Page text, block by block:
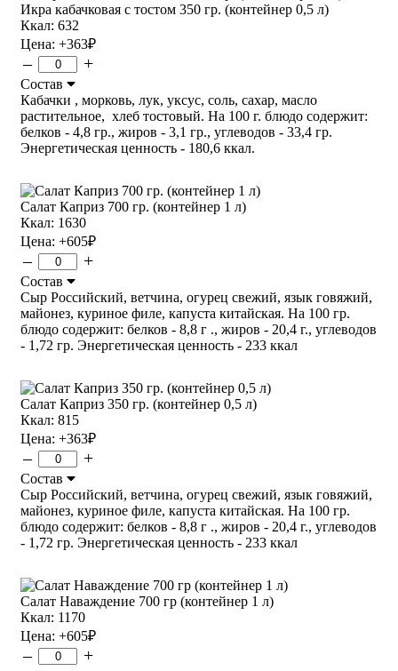
Икра кабачковая с тостом 350 гр. (контейнер 0,5 л)
Ккал: 632
Цена: +363₽
– +
Состав
Кабачки , морковь, лук, уксус, соль, сахар, масло
растительное, хлеб тостовый. На 100 г. блюдо содержит:
белков - 4,8 гр., жиров - 3,1 гр., углеводов - 33,4 гр.
Энергетическая ценность - 180,6 ккал.
Салат Каприз 700 гр. (контейнер 1 л)
Ккал: 1630
Цена: +605₽
– +
Состав
Сыр Российский, ветчина, огурец свежий, язык говяжий,
майонез, куриное филе, капуста китайская. На 100 гр.
блюдо содержит: белков - 8,8 г ., жиров - 20,4 г., углеводов
- 1,72 гр. Энергетическая ценность - 233 ккал
Салат Каприз 350 гр. (контейнер 0,5 л)
Ккал: 815
Цена: +363₽
– +
Состав
Сыр Российский, ветчина, огурец свежий, язык говяжий,
майонез, куриное филе, капуста китайская. На 100 гр.
блюдо содержит: белков - 8,8 г ., жиров - 20,4 г., углеводов
- 1,72 гр. Энергетическая ценность - 233 ккал
Салат Наваждение 700 гр (контейнер 1 л)
Ккал: 1170
Цена: +605₽
– +